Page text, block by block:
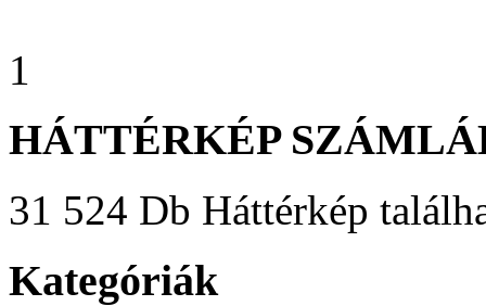
1
HÁTTÉRKÉP
31 524 Db Háttérkép
Kategóriák